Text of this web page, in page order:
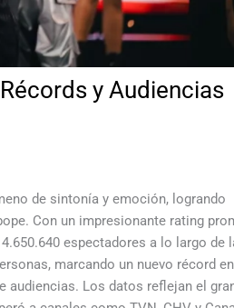
y Audiencias
de sintonía y emoción, logrando
Con un impresionante rating
espectadores a lo largo de
marcando un nuevo récord
audiencias. Los datos reflejan el